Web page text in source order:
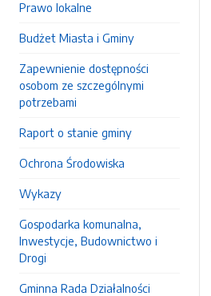
Prawo lokalne
Budżet Miasta i Gminy
Zapewnienie dostępności
osobom ze szczególnymi
potrzebami
Raport o stanie gminy
Ochrona Środowiska
Wykazy
Gospodarka komunalna,
Inwestycje, Budownictwo i
Drogi
Gminna Rada Działalności